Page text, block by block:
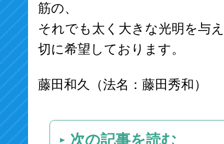
筋の、
それでも太く大きな光明を与
切に希望しております。
藤田和久（法名：藤田秀和）
次の記事を読む